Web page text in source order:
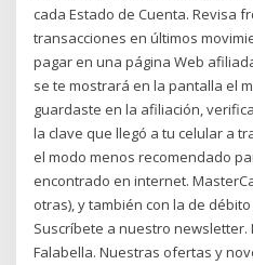
cada Estado de Cuenta. Revisa
transacciones en últimos
pagar en una página Web
se te mostrará en la pantalla el
guardaste en la afiliación,
la clave que llegó a tu celular a
el modo menos recomendado
encontrado en internet.
otras), y también con la de
Suscríbete a nuestro
Falabella. Nuestras ofertas y